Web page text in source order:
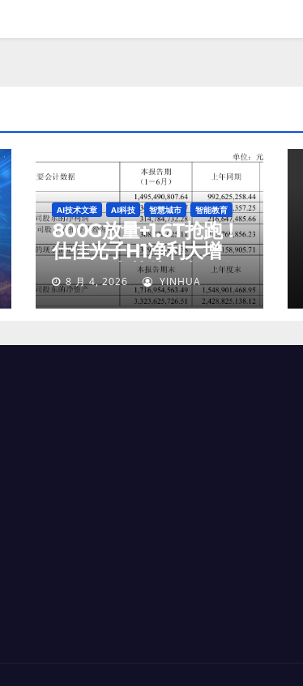
AI技术文章 AI科技 智慧城市 智能教育
800G放量+1.6T抢跑！
仕佳光子H1净利大增
45%，光芯片收入狂飙
77%
8 月 4, 2026 YINHUA